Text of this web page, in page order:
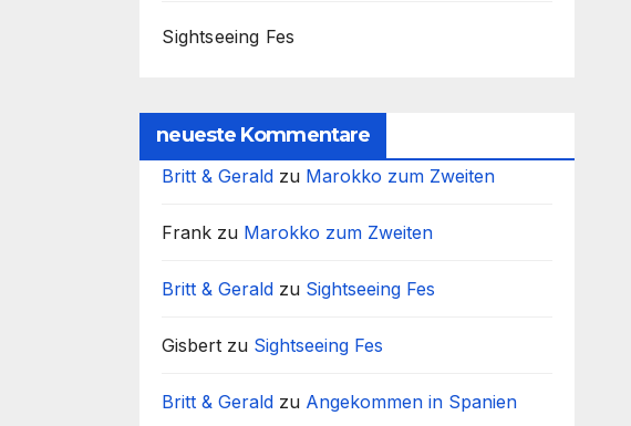
Sightseeing Fes
neueste Kommentare
Britt & Gerald zu Marokko zum Zweiten
Frank zu Marokko zum Zweiten
Britt & Gerald zu Sightseeing Fes
Gisbert zu Sightseeing Fes
Britt & Gerald zu Angekommen in Spanien